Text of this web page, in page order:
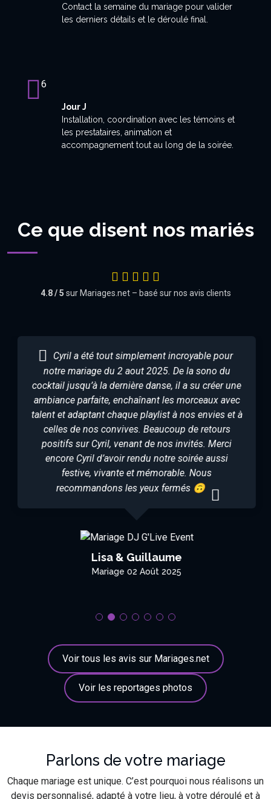
Contact la semaine du mariage pour valider
les derniers détails et le déroulé final.
6
Jour J
Installation, coordination avec les témoins et
les prestataires, animation et
accompagnement tout au long de la soirée.
Ce que disent nos mariés
4.8 / 5 sur Mariages.net – basé sur nos avis clients
Cyril a été tout simplement incroyable pour
notre mariage du 2 aout 2025. De la sono du
cocktail jusqu’à la dernière danse, il a su créer une
ambiance parfaite, enchaînant les morceaux avec
talent et adaptant chaque playlist à nos envies et à
celles de nos convives. Beaucoup de retours
positifs sur Cyril, venant de nos invités. Merci
encore Cyril d’avoir rendu notre soirée aussi
festive, vivante et mémorable. Nous
recommandons les yeux fermés 🙃
Lisa & Guillaume
Mariage 02 Août 2025
Voir tous les avis sur Mariages.net
Voir les reportages photos
Parlons de votre mariage
Chaque mariage est unique. C’est pourquoi nous réalisons un
devis personnalisé, adapté à votre lieu, à votre déroulé et à